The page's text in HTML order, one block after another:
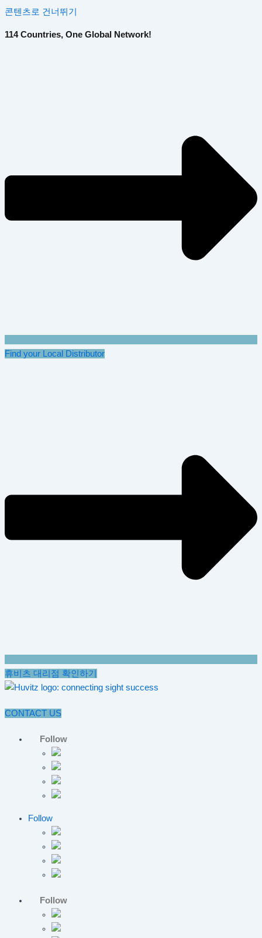
콘텐츠로 건너뛰기
114 Countries, One Global Network!
Find your Local Distributor
휴비츠 대리점 확인하기
CONTACT US
Follow
Follow
Follow